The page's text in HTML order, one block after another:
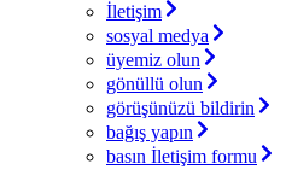
İletişim
sosyal medya
üyemiz olun
gönüllü olun
görüşünüzü bildirin
bağış yapın
basın İletişim formu